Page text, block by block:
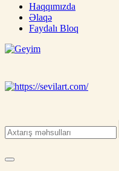
Haqqımızda
Əlaqə
Faydalı Bloq
üçün şal
for: